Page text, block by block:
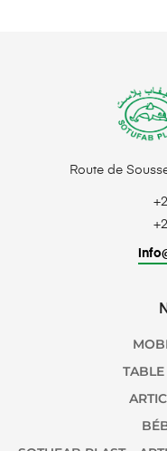
Route de